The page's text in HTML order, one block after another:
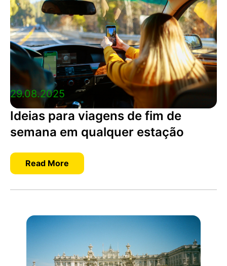
29.08.2025
Ideias para viagens de fim de
semana em qualquer estação
Read More